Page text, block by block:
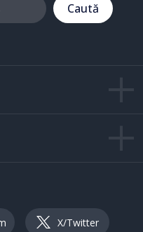
Caută
X/Twitter